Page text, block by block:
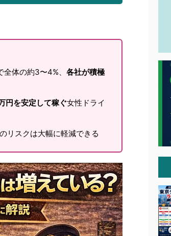
体の約3〜4%、 各社が積極
円を安定して稼ぐ女性ドライ
リスクは大幅に軽減できる